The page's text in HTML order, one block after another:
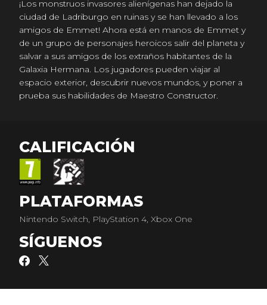
¡Los monstruos invasores alienígenas han dejado la
ciudad de Ladriburgo en ruinas y se han llevado a los
amigos de Emmet! Ahora está en manos de Emmet y
de un grupo de personajes heroicos salir del planeta y
salvar a sus amigos de los extraños habitantes de la
Galaxia Hermana. Los jugadores pueden viajar al
espacio exterior, descubrir nuevos mundos, y poner a
prueba sus habilidades de Maestro Constructor.
CALIFICACIÓN
PLATAFORMAS
Nintendo Switch, PlayStation 4, Xbox One
SÍGUENOS